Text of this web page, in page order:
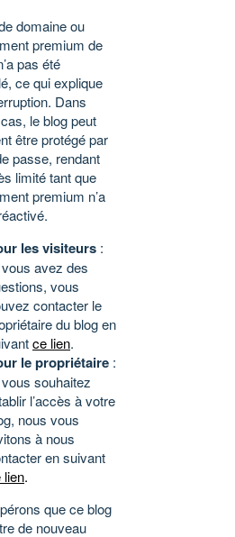
domaine ou
premium de
pas été
ce qui explique
Dans
le blog peut
être protégé par
passe, rendant
limité tant que
premium n’a
les visiteurs :
avez des
vous
contacter le
du blog en
ce lien.
le propriétaire :
souhaitez
l’accès à votre
nous vous
à nous
en suivant
lien.
que ce blog
de nouveau